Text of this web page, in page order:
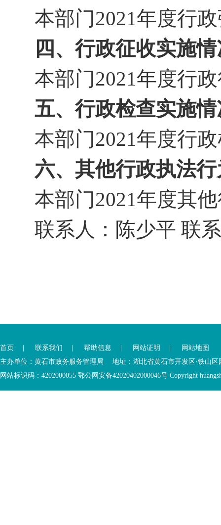
本部门2021年度行
四、行政征收实施
本部门2021年度行
五、行政检查实施
本部门2021年度行
六、其他行政执法
本部门2021年度其
联系人：陈少平 联
首页 联系我们 帮助信息 网站证明
网站地图
主办单位：黄石市政务服务管理局 地址：湖北省黄石市开发区·铁山
网站标识码：4202000055 鄂公网安备42020402000046号 Copyright